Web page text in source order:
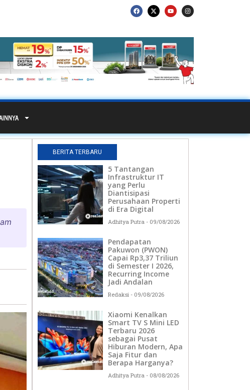
BERITA TERBARU
5 Tantangan
Infrastruktur IT
yang Perlu
Diantisipasi
Perusahaan Properti
di Era Digital
Adhitya Putra 09/08/2026
Pendapatan
Pakuwon (PWON)
Capai Rp3,37 Triliun
di Semester I 2026,
Recurring Income
Jadi Andalan
Redaksi 09/08/2026
Xiaomi Kenalkan
Smart TV S Mini LED
Terbaru 2026
sebagai Pusat
Hiburan Modern, Apa
Saja Fitur dan
Berapa Harganya?
Adhitya Putra 08/08/2026